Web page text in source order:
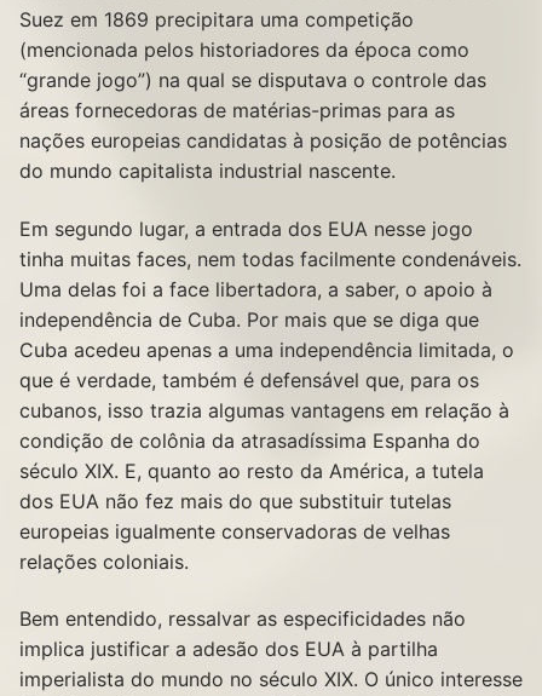
Suez em 1869 precipitara uma competição
(mencionada pelos historiadores da época como
“grande jogo”) na qual se disputava o controle das
áreas fornecedoras de matérias-primas para as
nações europeias candidatas à posição de potências
do mundo capitalista industrial nascente.
Em segundo lugar, a entrada dos EUA nesse jogo
tinha muitas faces, nem todas facilmente condenáveis.
Uma delas foi a face libertadora, a saber, o apoio à
independência de Cuba. Por mais que se diga que
Cuba acedeu apenas a uma independência limitada, o
que é verdade, também é defensável que, para os
cubanos, isso trazia algumas vantagens em relação à
condição de colônia da atrasadíssima Espanha do
século XIX. E, quanto ao resto da América, a tutela
dos EUA não fez mais do que substituir tutelas
europeias igualmente conservadoras de velhas
relações coloniais.
Bem entendido, ressalvar as especificidades não
implica justificar a adesão dos EUA à partilha
imperialista do mundo no século XIX. O único interesse